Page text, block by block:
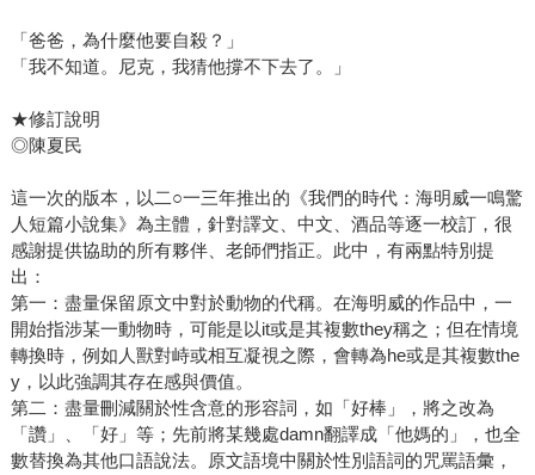
「爸爸，為什麼他要自殺？」
「我不知道。尼克，我猜他撐不下去了。」
★修訂說明
◎陳夏民
這一次的版本，以二○一三年推出的《我們的時代：海明威一鳴驚
人短篇小說集》為主體，針對譯文、中文、酒品等逐一校訂，很
感謝提供協助的所有夥伴、老師們指正。此中，有兩點特別提
出：
第一：盡量保留原文中對於動物的代稱。在海明威的作品中，一
開始指涉某一動物時，可能是以it或是其複數they稱之；但在情境
轉換時，例如人獸對峙或相互凝視之際，會轉為he或是其複數the
y，以此強調其存在感與價值。
第二：盡量刪減關於性含意的形容詞，如「好棒」，將之改為
「讚」、「好」等；先前將某幾處damn翻譯成「他媽的」，也全
數替換為其他口語說法。原文語境中關於性別語詞的咒罵語彙，